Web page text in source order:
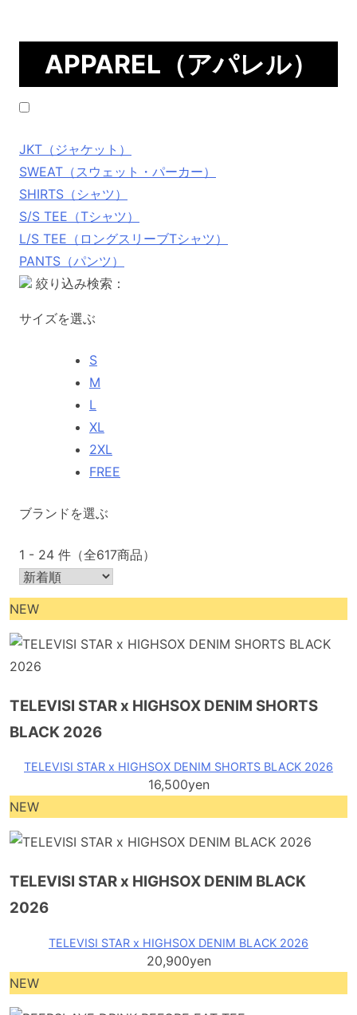
APPAREL（アパレル）
JKT（ジャケット）
SWEAT（スウェット・パーカー）
SHIRTS（シャツ）
S/S TEE（Tシャツ）
L/S TEE（ロングスリーブTシャツ）
PANTS（パンツ）
絞り込み検索：
サイズを選ぶ
S
M
L
XL
2XL
FREE
ブランドを選ぶ
1 - 24 件（全617商品）
NEW
TELEVISI STAR x HIGHSOX DENIM SHORTS
BLACK 2026
TELEVISI STAR x HIGHSOX DENIM SHORTS BLACK 2026
16,500yen
NEW
TELEVISI STAR x HIGHSOX DENIM BLACK
2026
TELEVISI STAR x HIGHSOX DENIM BLACK 2026
20,900yen
NEW